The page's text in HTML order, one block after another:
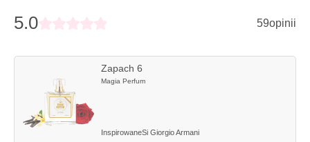
5.0 59opinii
Zapach 6
Magia Perfum
InspirowaneSi Giorgio Armani